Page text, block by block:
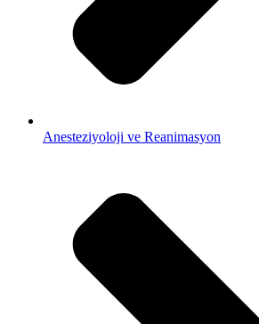
Anesteziyoloji ve Reanimasyon